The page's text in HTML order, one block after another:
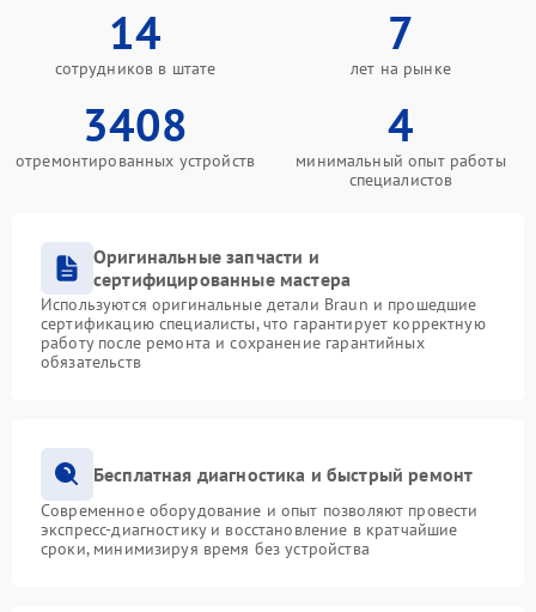
14
сотрудников в штате
7
лет на рынке
3408
отремонтированных устройств
4
минимальный опыт работы
специалистов
Оригинальные запчасти и
сертифицированные мастера
Используются оригинальные детали Braun и прошедшие
сертификацию специалисты, что гарантирует корректную
работу после ремонта и сохранение гарантийных
обязательств
Бесплатная диагностика и быстрый ремонт
Современное оборудование и опыт позволяют провести
экспресс-диагностику и восстановление в кратчайшие
сроки, минимизируя время без устройства